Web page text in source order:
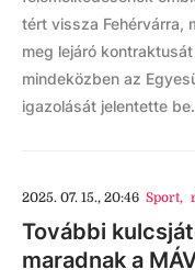
tért vissza Fehérvárra,
meg lejáró
mindeközben az
igazolását jelentette be.
2025. 07. 15., 20:46 Sport,
További
maradnak a